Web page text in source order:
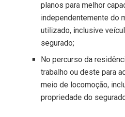
planos para melhor
independentemente do
utilizado, inclusive
segurado;
No percurso da
trabalho ou deste para
meio de locomoção,
propriedade do